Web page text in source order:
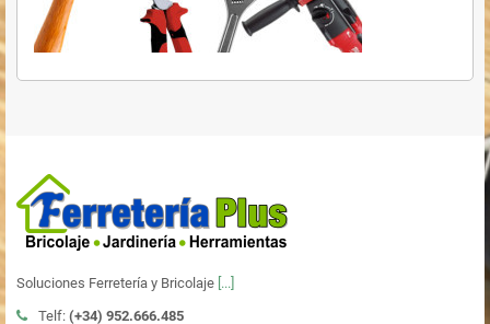
Soluciones Ferretería y Bricolaje [...]
Telf: (+34) 952.666.485